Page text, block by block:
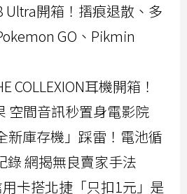
Ultra開箱！摺痕退散、多
GO、Pikmin
COLLEXION耳機開箱！
空間音訊秒置身電影院
新庫存機」踩雷！電池循
錄 網揭無良賣家手法
卡搭北捷「只扣1元」是